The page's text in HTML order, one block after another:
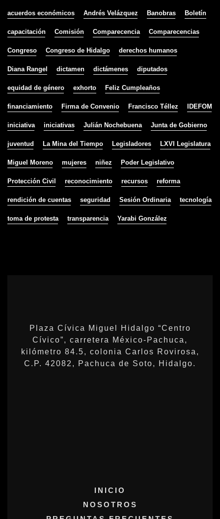
acuerdos económicos Andrés Velázquez Banobras Boletín
capacitación Comisión Comparecencia Comparecencias
Congreso Congreso de Hidalgo derechos humanos
Diana Rangel dictamen dictámenes diputados
equidad de género exhorto Feliz Cumpleaños
financiamiento Firma de Convenio Francisco Téllez IDEFOM
iniciativa iniciativas Julián Nochebuena Junta de Gobierno
juventud La Mina del Tiempo Legisladores LXVI Legislatura
Miguel Moreno mujeres niñez Poder Legislativo
Protección Civil reconocimiento recursos reforma
rendición de cuentas seguridad Sesión Ordinaria tecnología
toma de protesta transparencia Yarabi González
Plaza Cívica Miguel Hidalgo “Centro
Cívico”, carretera México-Pachuca,
kilómetro 84.5, colonia Carlos Rovirosa,
C.P. 42082, Pachuca de Soto, Hidalgo.
INICIO
NOSOTROS